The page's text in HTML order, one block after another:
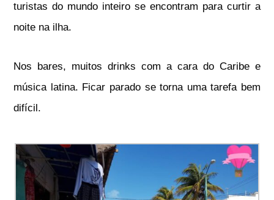
turistas do mundo inteiro se encontram para curtir a
noite na ilha.
Nos bares, muitos drinks com a cara do Caribe e
música latina. Ficar parado se torna uma tarefa bem
difícil.